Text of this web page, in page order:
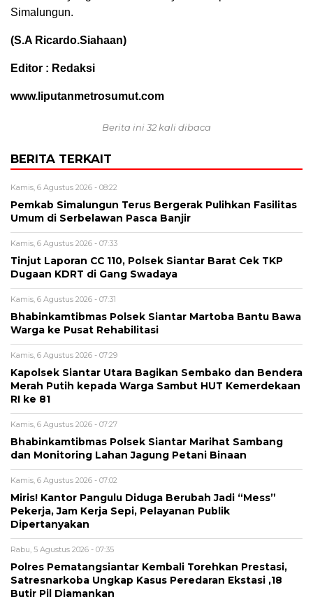
Simalungun.
(S.A Ricardo.Siahaan)
Editor : Redaksi
www.liputanmetrosumut.com
Berita ini 32 kali dibaca
BERITA TERKAIT
Kamis, 6 Agustus 2026 - 08:22
Pemkab Simalungun Terus Bergerak Pulihkan Fasilitas
Umum di Serbelawan Pasca Banjir
Kamis, 6 Agustus 2026 - 07:33
Tinjut Laporan CC 110, Polsek Siantar Barat Cek TKP
Dugaan KDRT di Gang Swadaya
Kamis, 6 Agustus 2026 - 07:31
Bhabinkamtibmas Polsek Siantar Martoba Bantu Bawa
Warga ke Pusat Rehabilitasi
Kamis, 6 Agustus 2026 - 07:29
Kapolsek Siantar Utara Bagikan Sembako dan Bendera
Merah Putih kepada Warga Sambut HUT Kemerdekaan
RI ke 81
Kamis, 6 Agustus 2026 - 07:27
Bhabinkamtibmas Polsek Siantar Marihat Sambang
dan Monitoring Lahan Jagung Petani Binaan
Kamis, 6 Agustus 2026 - 07:02
Miris! Kantor Pangulu Diduga Berubah Jadi “Mess”
Pekerja, Jam Kerja Sepi, Pelayanan Publik
Dipertanyakan
Rabu, 5 Agustus 2026 - 07:35
Polres Pematangsiantar Kembali Torehkan Prestasi,
Satresnarkoba Ungkap Kasus Peredaran Ekstasi ,18
Butir Pil Diamankan